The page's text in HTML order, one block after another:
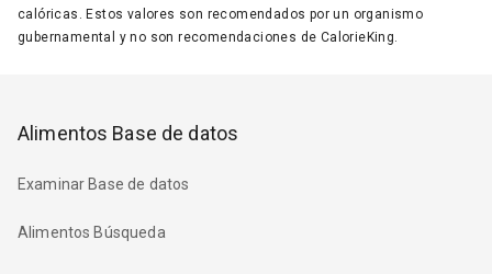
calóricas. Estos valores son recomendados por un organismo
gubernamental y no son recomendaciones de CalorieKing.
Alimentos Base de datos
Examinar Base de datos
Alimentos Búsqueda